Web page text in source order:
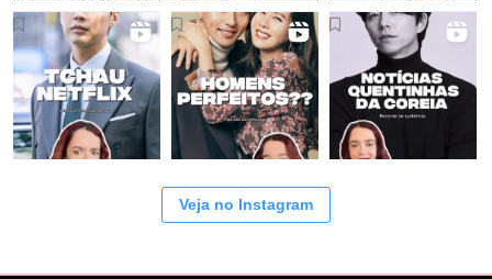
Veja no Instagram